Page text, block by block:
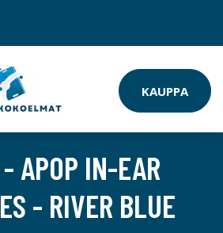
KAUPPA
APOP IN-EAR
- RIVER BLUE